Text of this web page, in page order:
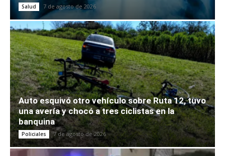
Salud 7 de agosto de 2026
Auto esquivó otro vehículo sobre Ruta 12, tuvo
una avería y chocó a tres ciclistas en la
banquina
Policiales 7 de agosto de 2026